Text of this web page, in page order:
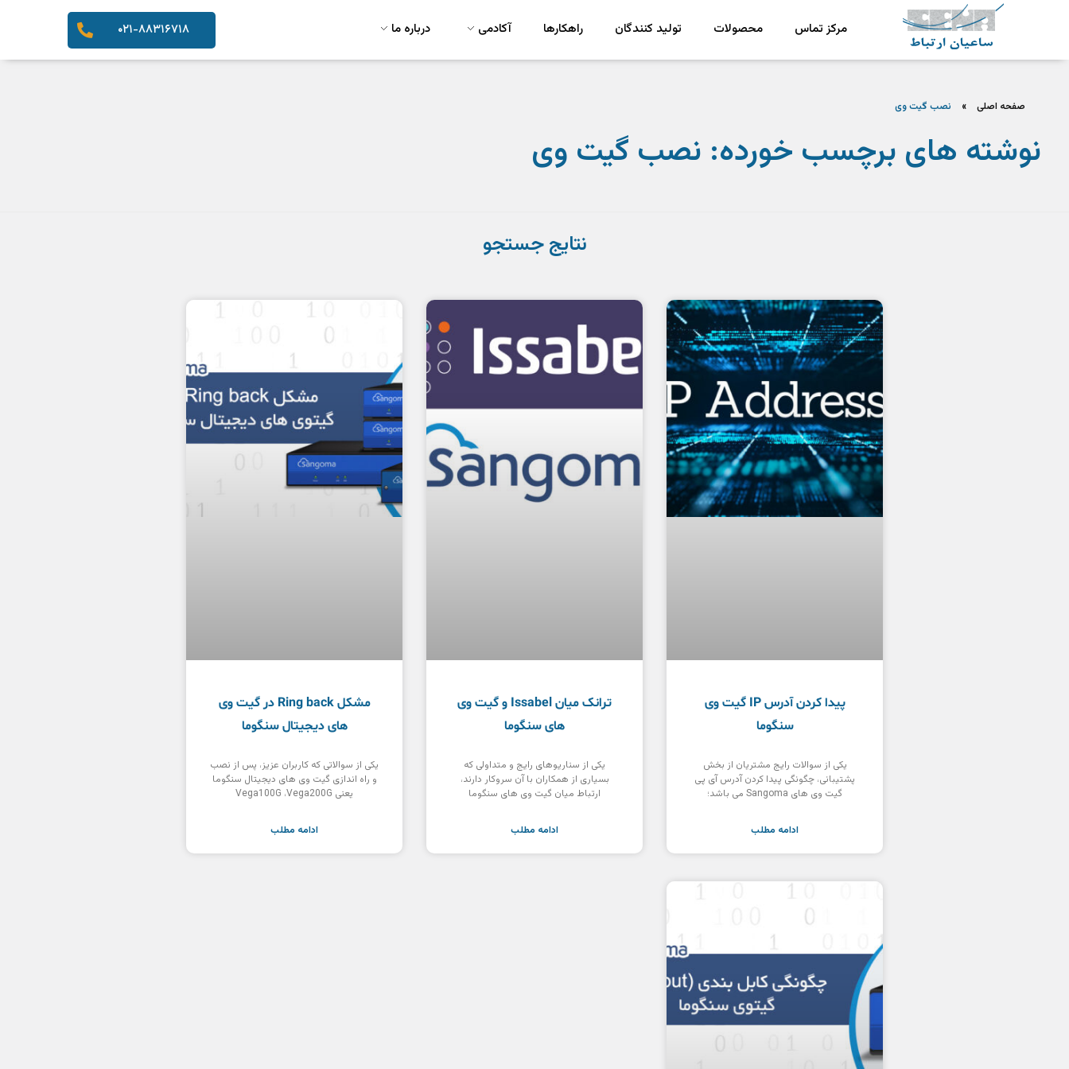
ش
رکت ساعیان ارتباط آینده پیشرو یکپارچگی و امنیت در ارتباط
مرکز تماس محصولات تولید کنندگان راهکارها آکادمی درباره ما ۰۲۱-۸۸۳۱۶۷۱۸
صفحه اصلی » نصب گیت وی
نوشته های برچسب خورده: نصب گیت وی
نتایج جستجو
پیدا کردن آدرس IP گیت وی
سنگوما
یکی از سوالات رایج مشتریان از بخش
پشتیبانی، چگونگی پیدا کردن آدرس آی پی
گیت وی های Sangoma می باشد؛
ادامه مطلب
ترانک میان Issabel و گیت وی
های سنگوما
یکی از سناریوهای رایج و متداولی که
بسیاری از همکاران با آن سروکار دارند،
ارتباط میان گیت وی های سنگوما
ادامه مطلب
مشکل Ring back در گیت وی
های دیجیتال سنگوما
یکی از سوالاتی که کاربران عزیز، پس از نصب
و راه اندازی گیت وی های دیجیتال سنگوما
یعنی Vega100G ،Vega200G
ادامه مطلب